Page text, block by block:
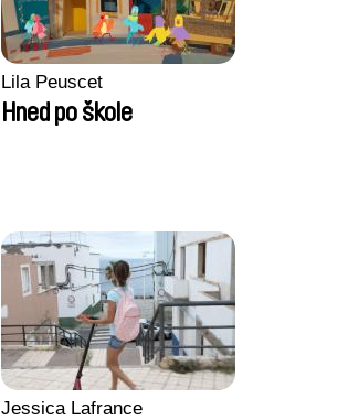
Lila Peuscet
Hned po škole
Jessica Lafrance